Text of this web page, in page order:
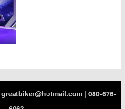
greatbiker@hotmail.com| 080-676-